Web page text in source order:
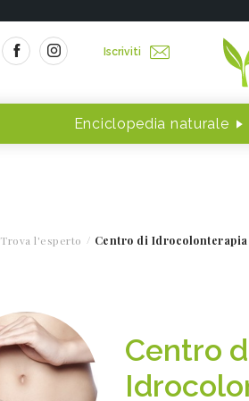
Iscriviti
Enciclopedia naturale
Trova l'esperto Centro di Idrocolonterapia
Centro